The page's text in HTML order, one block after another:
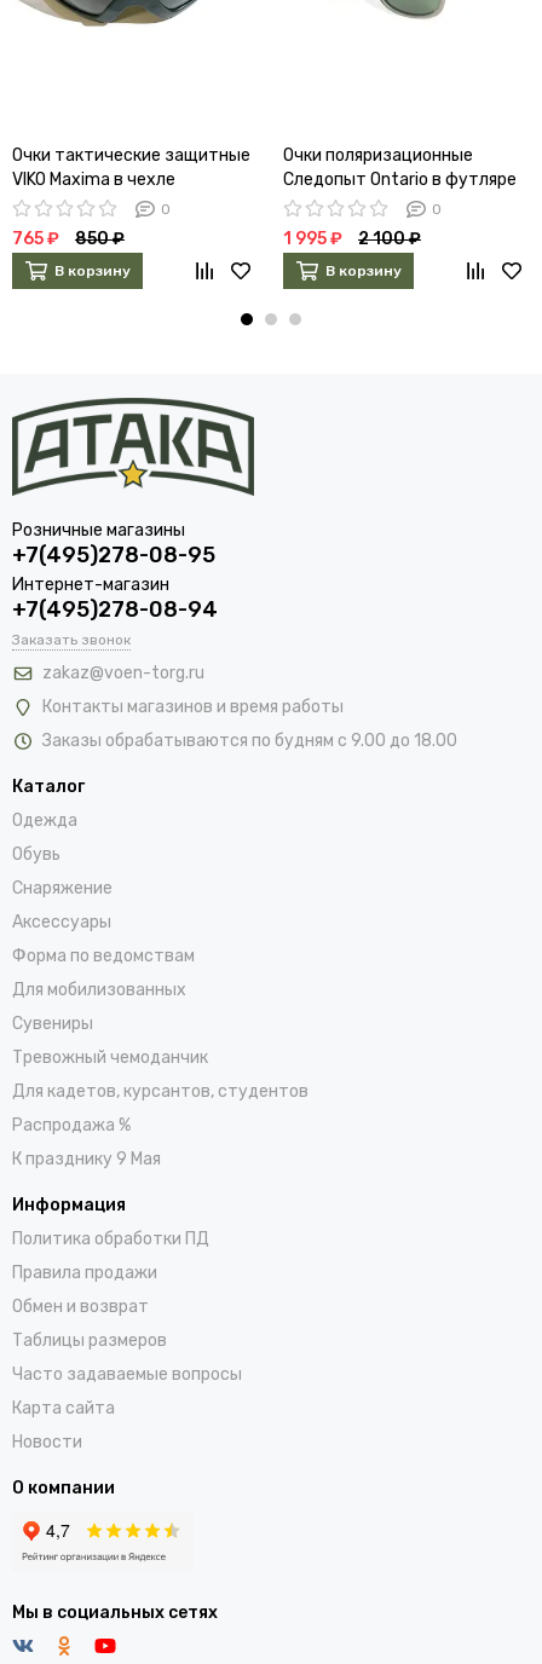
Очки тактические защитные
VIKO Maxima в чехле
0
765 ₽ 850 ₽
В корзину
Очки поляризационные
Следопыт Ontario в футляре
(линзы green)
0
1 995 ₽ 2 100 ₽
В корзину
Розничные магазины
+7(495)278-08-95
Интернет-магазин
+7(495)278-08-94
Заказать звонок
zakaz@voen-torg.ru
Контакты магазинов и время работы
Заказы обрабатываются по будням с 9.00 до 18.00
Каталог
Одежда
Обувь
Снаряжение
Аксессуары
Форма по ведомствам
Для мобилизованных
Сувениры
Тревожный чемоданчик
Для кадетов, курсантов, студентов
Распродажа %
К празднику 9 Мая
Информация
Политика обработки ПД
Правила продажи
Обмен и возврат
Таблицы размеров
Часто задаваемые вопросы
Карта сайта
Новости
О компании
Мы в социальных сетях